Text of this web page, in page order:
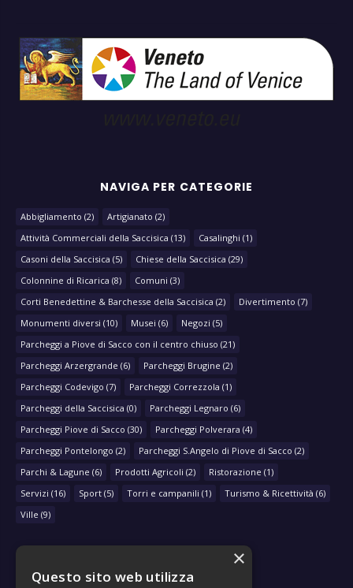
NAVIGA PER CATEGORIE
Abbigliamento (2) Artigianato (2)
Attività Commerciali della Saccisica (13) Casalinghi (1)
Casoni della Saccisica (5) Chiese della Saccisica (29)
Colonnine di Ricarica (8) Comuni (3)
Corti Benedettine & Barchesse della Saccisica (2) Divertimento (7)
Monumenti diversi (10) Musei (6) Negozi (5)
Parcheggi a Piove di Sacco con il centro chiuso (21)
Parcheggi Arzergrande (6) Parcheggi Brugine (2)
Parcheggi Codevigo (7) Parcheggi Correzzola (1)
Parcheggi della Saccisica (0) Parcheggi Legnaro (6)
Parcheggi Piove di Sacco (30) Parcheggi Polverara (4)
Parcheggi Pontelongo (2) Parcheggi S.Angelo di Piove di Sacco (2)
Parchi & Lagune (6) Prodotti Agricoli (2) Ristorazione (1)
Servizi (16) Sport (5) Torri e campanili (1) Turismo & Ricettività (6)
Ville (9)
NAVIGA PER COMUNE
×
Questo sito web utilizza